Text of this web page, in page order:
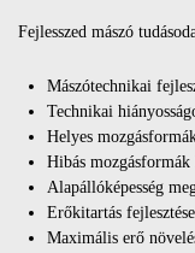
Fejlesszed mászó
Mászótechnikai
Technikai
Helyes
Hibás
Alapállóképesség
Erőkitartás
Maximális erő